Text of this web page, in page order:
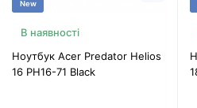
New
В наявності
Ноутбук Acer Predator Helios
16 PH16-71 Black